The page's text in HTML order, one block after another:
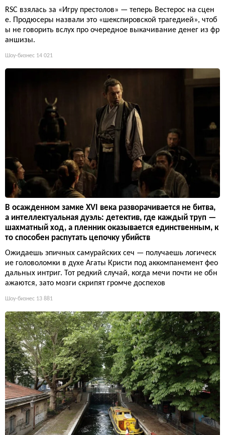
RSC взялась за «Игру престолов» — теперь Вестерос на сцен
е. Продюсеры назвали это «шекспировской трагедией», чтоб
ы не говорить вслух про очередное выкачивание денег из фр
аншизы.
Шоу-бизнес 14 021
В осажденном замке XVI века разворачивается не битва,
а интеллектуальная дуэль: детектив, где каждый труп —
шахматный ход, а пленник оказывается единственным, к
то способен распутать цепочку убийств
Ожидаешь эпичных самурайских сеч — получаешь логическ
ие головоломки в духе Агаты Кристи под аккомпанемент фео
дальных интриг. Тот редкий случай, когда мечи почти не обн
ажаются, зато мозги скрипят громче доспехов
Шоу-бизнес 13 881